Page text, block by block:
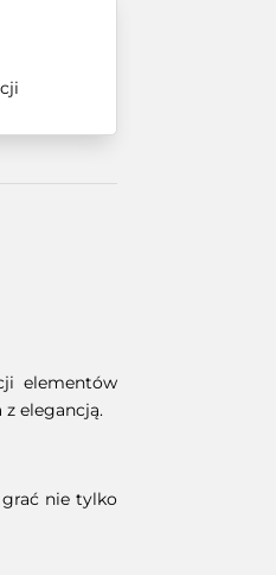
elementów
elegancją.
grać nie tylko